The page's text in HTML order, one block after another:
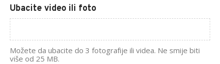
Ubacite video ili foto
Možete da ubacite do 3 fotografije ili videa. Ne smije biti
više od 25 MB.